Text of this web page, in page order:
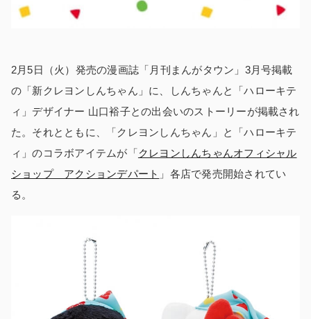
2月5日（火）発売の漫画誌「月刊まんがタウン」3月号掲載
の「新クレヨンしんちゃん」に、しんちゃんと「ハローキテ
ィ」デザイナー 山口裕子との出会いのストーリーが掲載され
た。それとともに、「クレヨンしんちゃん」と「ハローキテ
ィ」のコラボアイテムが「クレヨンしんちゃんオフィシャル
ショップ アクションデパート 」各店で発売開始されてい
る。